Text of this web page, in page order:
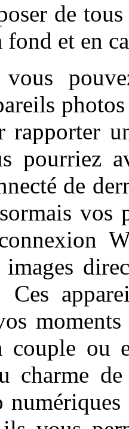
de
fond et en
rapporter
pourriez
de
vos
Ces
couple ou
charme